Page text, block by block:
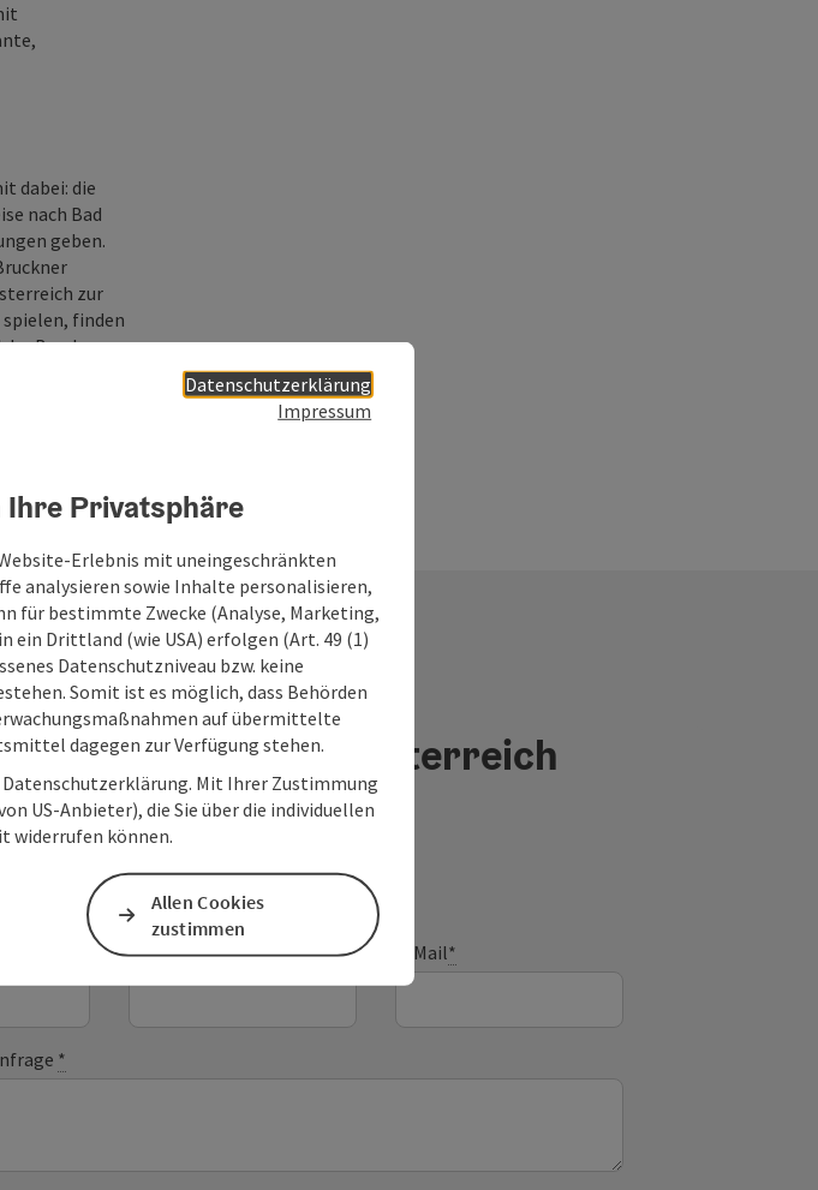
dabei: die
nach Bad
geben.
zur
spielen, finden
Bruckner
auf
an die Oberösterreich
GmbH
Pflichtfelder
Nachname E-Mail*
*
Datenschutzerklärung
Impressum
Privatsphäre
Erlebnis mit uneingeschränkten
analysieren sowie Inhalte personalisieren,
für bestimmte Zwecke (Analyse, Marketing,
Drittland (wie USA) erfolgen (Art. 49 (1)
Datenschutzniveau bzw. keine
Somit ist es möglich, dass Behörden
auf übermittelte
dagegen zur Verfügung stehen.
Mit Ihrer Zustimmung
US-Anbieter), die Sie über die individuellen
widerrufen können.
Allen Cookies
zustimmen